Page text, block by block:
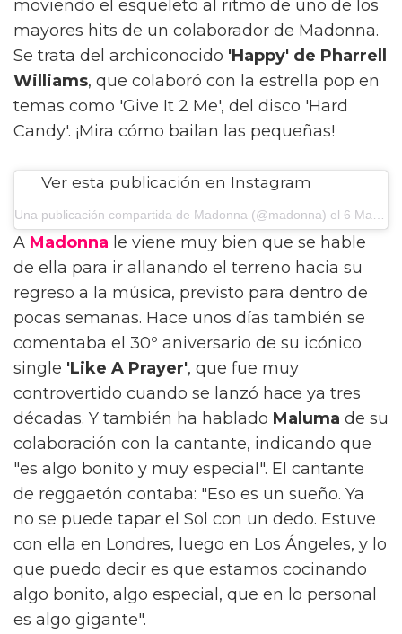
moviendo el esqueleto al ritmo de uno de los
mayores hits de un colaborador de Madonna.
Se trata del archiconocido 'Happy' de Pharrell
Williams, que colaboró con la estrella pop en
temas como 'Give It 2 Me', del disco 'Hard
Candy'. ¡Mira cómo bailan las pequeñas!
Ver esta publicación en Instagram
Una publicación compartida de Madonna (@madonna) el 6 Mar, 2019 a las 9:59 PST
A Madonna le viene muy bien que se hable
de ella para ir allanando el terreno hacia su
regreso a la música, previsto para dentro de
pocas semanas. Hace unos días también se
comentaba el 30º aniversario de su icónico
single 'Like A Prayer', que fue muy
controvertido cuando se lanzó hace ya tres
décadas. Y también ha hablado Maluma de su
colaboración con la cantante, indicando que
"es algo bonito y muy especial". El cantante
de reggaetón contaba: "Eso es un sueño. Ya
no se puede tapar el Sol con un dedo. Estuve
con ella en Londres, luego en Los Ángeles, y lo
que puedo decir es que estamos cocinando
algo bonito, algo especial, que en lo personal
es algo gigante".